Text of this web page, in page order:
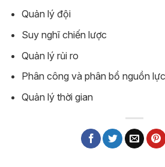
Quản lý đội
Suy nghĩ chiến lược
Quản lý rủi ro
Phân công và phân bổ nguồn lực
Quản lý thời gian